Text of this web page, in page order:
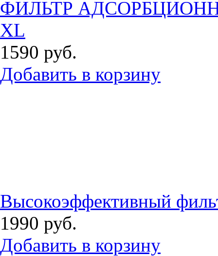
ФИЛЬТР
XL
1590 руб.
Добавить в корзину
Высокоэффективный
1990 руб.
Добавить в корзину